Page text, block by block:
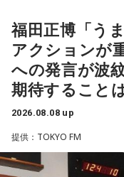
昨年に続き2回目の開
身を見つめ直す2つの
ろう」のコーナーでは
によく頑張ったな」と
表彰状”という形で来
て言葉にすることで、
りました。
福田正博「う
アクションが
への発言が波
期待すること
2026.08.08 up
提供：TOKYO FM